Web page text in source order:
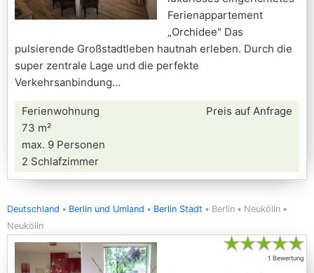
Ferienappartement
„Orchidee" Das
pulsierende Großstadtleben hautnah erleben. Durch die
super zentrale Lage und die perfekte
Verkehrsanbindung
Ferienwohnung
73 m²
max. 9 Personen
2 Schlafzimmer
Preis auf Anfrage
Deutschland Berlin und Umland Berlin Stadt Berlin
Neukölln
Neukölln
★★★★★
1 Bewertung